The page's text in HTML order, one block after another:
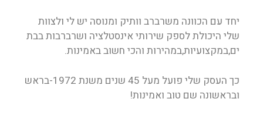
יחד עם הכוונה משרברב וותיק ומנוסה יש לי ולצוות
שלי היכולת לספק שירותי אינסטלציה ושרברבות בבת
ים,במקצועיות,במהירות והכי חשוב באמינות.
כך העסק שלי פועל מעל 45 שנים משנת 1972-בראש
ובראשונה שם טוב ואמינות!